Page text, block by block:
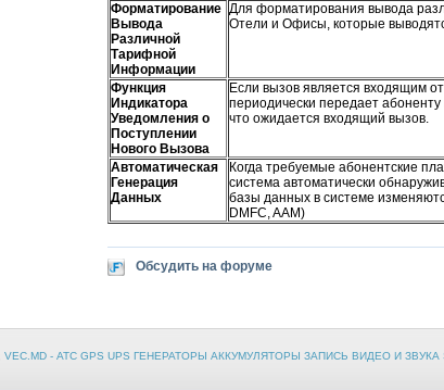
Форматирование
Вывода
Различной
Тарифной
Информации
Для форматирования вывода
Отели и Офисы, которые
Функция
Индикатора
Уведомления о
Поступлении
Нового Вызова
Если вызов является входящим
периодически передает
что ожидается входящий вызов.
Автоматическая
Генерация
Данных
Когда требуемые абонентские
система автоматически
базы данных в системе
DMFC, AAM)
Обсудить на форуме
VEC.MD - АТС GPS UPS ГЕНЕРАТОРЫ АККУМУЛЯТОРЫ ЗАПИСЬ ВИДЕО И ЗВУКА